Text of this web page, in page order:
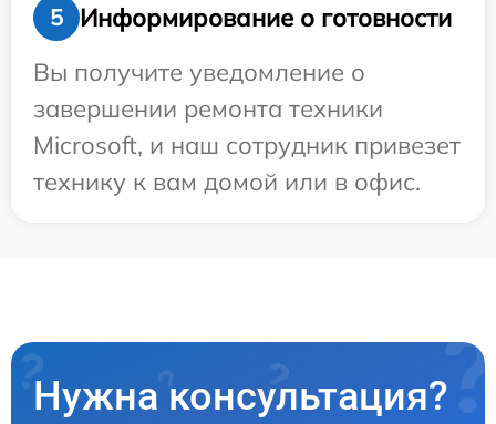
5
Информирование о готовности
Вы получите уведомление о
завершении ремонта техники
Microsoft, и наш сотрудник привезет
технику к вам домой или в офис.
Нужна консультация?